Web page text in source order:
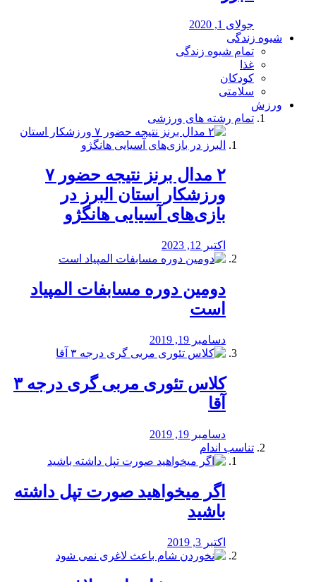
جولای 1, 2020
شیوه زندگی
تمام شیوه زندگی
غذا
کودکان
سلامتی
ورزش
تمام رشته های ورزشی
۲ مدال برنز نتیجه حضور ۷
ورزشکار استان البرز در
بازی‌های آسیایی هانگژو
اکتبر 12, 2023
دومین دوره مسابفات المپیاد
است
دسامبر 19, 2019
کلاس تئوری مربی گری درجه ۳
آقا
دسامبر 19, 2019
تناسب اندام
اگر میخواهید صورت تپل داشته
باشید
اکتبر 3, 2019